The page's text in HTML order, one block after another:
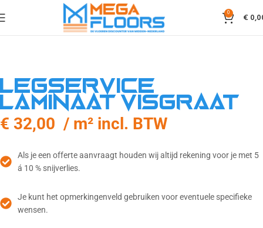
0 €
Legservice
laminaat visgraat
€ 32,00 / m² incl. BTW
Als je een offerte aanvraagt houden wij altijd rekening voor je met 5
á 10 % snijverlies.
Je kunt het opmerkingenveld gebruiken voor eventuele specifieke
wensen.